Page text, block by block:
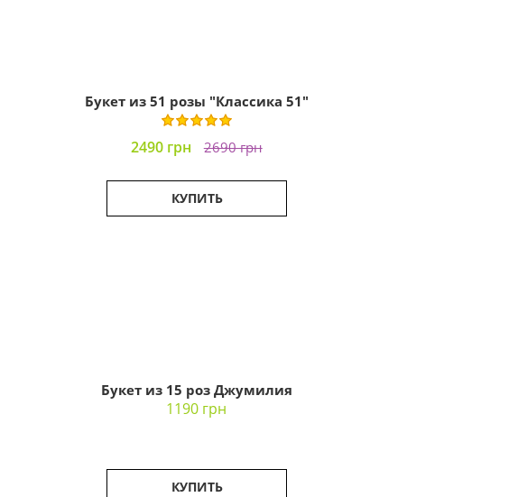
Букет из 51 розы "Классика 51"
2490 грн 2690 грн
КУПИТЬ
Букет из 15 роз Джумилия
1190 грн
КУПИТЬ